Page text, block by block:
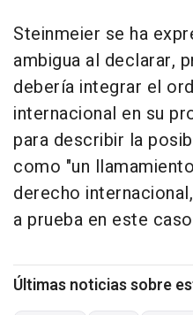
Steinmeier se ha
ambigua al declarar,
debería integrar el
internacional en su
para describir la
como "un
derecho
a prueba en este
Últimas noticias sobre